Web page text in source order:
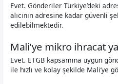
Evet. Gönderiler Türkiye’deki
alıcının adresine kadar güvenli
edilebilmektedir.
Mali’ye mikro ihracat
Evet. ETGB kapsamına uygun
ile hızlı ve kolay şekilde Mali’ye